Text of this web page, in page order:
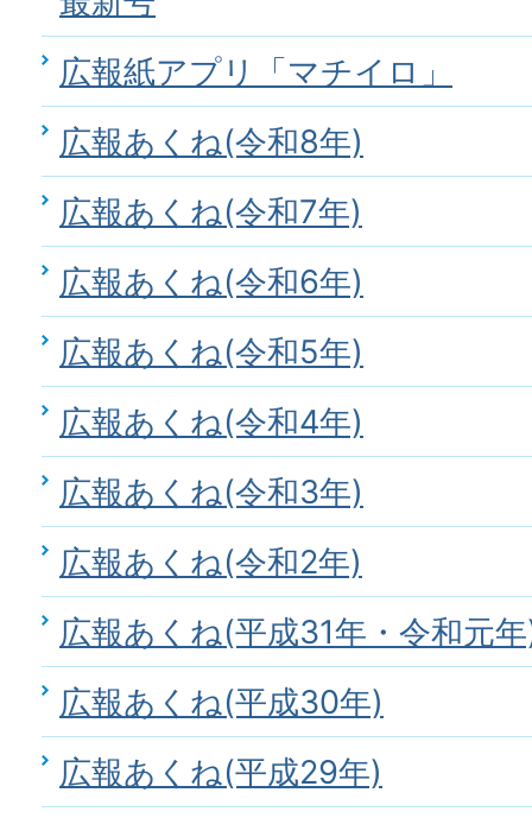
広報紙アプリ「マチイロ」
広報あくね(令和8年)
広報あくね(令和7年)
広報あくね(令和6年)
広報あくね(令和5年)
広報あくね(令和4年)
広報あくね(令和3年)
広報あくね(令和2年)
広報あくね(平成31年・令和元
広報あくね(平成30年)
広報あくね(平成29年)